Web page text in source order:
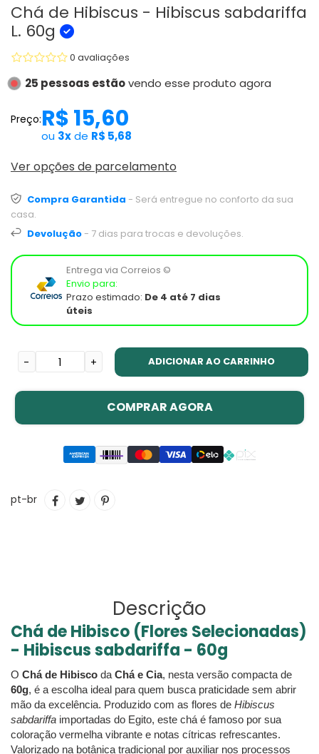
Chá de Hibiscus - Hibiscus sabdariffa
L. 60g
0 avaliações
25 pessoas estãovendo esse produto agora
Preço:R$ 15,60
ou 3xde R$ 5,68
Ver opções de parcelamento
Compra Garantida - Será entregue no conforto da sua
casa.
Devolução - 7 dias para trocas e devoluções.
Entrega via Correios ©
Envio para:
Prazo estimado: De 4 até 7 dias
úteis
- + ADICIONAR AO CARRINHO
COMPRAR AGORA
o
pt-br
COMPARTILHAR
TUITARINCLUIR
Descrição
Chá de Hibisco (Flores Selecionadas)
- Hibiscus sabdariffa - 60g
O Chá de Hibisco da Chá e Cia, nesta versão compacta de
60g, é a escolha ideal para quem busca praticidade sem abrir
mão da excelência. Produzido com as flores de Hibiscus
sabdariffa importadas do Egito, este chá é famoso por sua
coloração vermelha vibrante e notas cítricas refrescantes.
Valorizado na botânica tradicional por auxiliar nos processos